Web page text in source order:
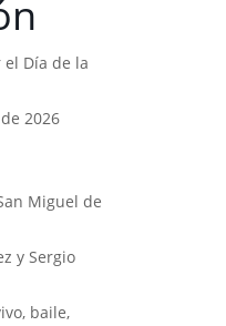
Día de la
2026
Miguel de
y Sergio
baile,